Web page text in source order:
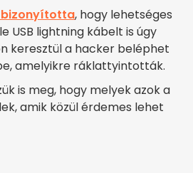
bizonyította, hogy lehetséges
USB lightning kábelt is úgy
keresztül a hacker beléphet
amelyikre ráklattyintották.
is meg, hogy melyek azok a
amik közül érdemes lehet